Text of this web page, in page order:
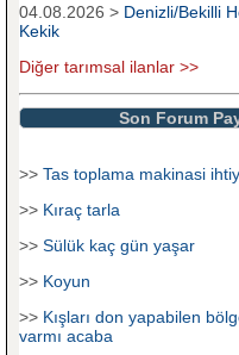
04.08.2026 > Denizli/Bekilli
Kekik
Diğer tarımsal ilanlar >>
Son Forum
>> Tas toplama makinasi
>> Kıraç tarla
>> Sülük kaç gün yaşar
>> Koyun
>> Kışları don yapabilen
varmı acaba